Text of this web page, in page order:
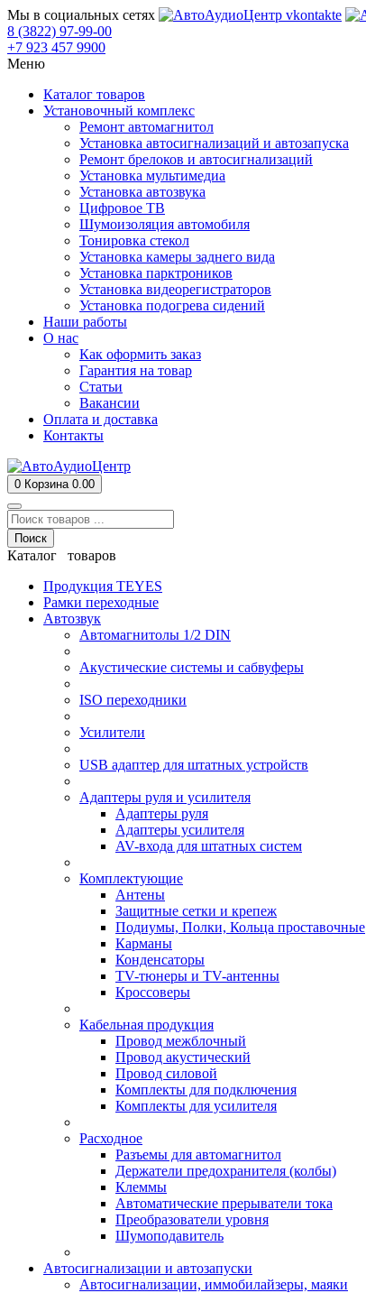
Мы в социальных сетях
8 (3822) 97-99-00
+7 923 457 9900
Меню
Каталог товаров
Установочный комплекс
Ремонт автомагнитол
Установка автосигнализаций и автозапуска
Ремонт брелоков и автосигнализаций
Установка мультимедиа
Установка автозвука
Цифровое ТВ
Шумоизоляция автомобиля
Тонировка стекол
Установка камеры заднего вида
Установка парктроников
Установка видеорегистраторов
Установка подогрева сидений
Наши работы
О нас
Как оформить заказ
Гарантия на товар
Статьи
Вакансии
Оплата и доставка
Контакты
0 Корзина 0.00
Поиск
Каталог товаров
Продукция TEYES
Рамки переходные
Автозвук
Автомагнитолы 1/2 DIN
Акустические системы и сабвуферы
ISO переходники
Усилители
USB адаптер для штатных устройств
Адаптеры руля и усилителя
Адаптеры руля
Адаптеры усилителя
AV-входа для штатных систем
Комплектующие
Антены
Защитные сетки и крепеж
Подиумы, Полки, Кольца проставочные
Карманы
Конденсаторы
TV-тюнеры и TV-антенны
Кроссоверы
Кабельная продукция
Провод межблочный
Провод акустический
Провод силовой
Комплекты для подключения
Комплекты для усилителя
Расходное
Разъемы для автомагнитол
Держатели предохранителя (колбы)
Клеммы
Автоматические прерыватели тока
Преобразователи уровня
Шумоподавитель
Автосигнализации и автозапуски
Автосигнализации, иммобилайзеры, маяки